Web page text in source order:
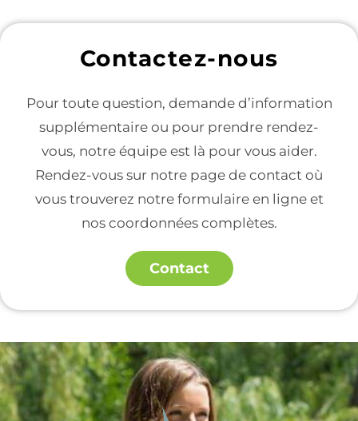
Contactez-nous
Pour toute question, demande d’information
supplémentaire ou pour prendre rendez-
vous, notre équipe est là pour vous aider.
Rendez-vous sur notre page de contact où
vous trouverez notre formulaire en ligne et
nos coordonnées complètes.
Contact